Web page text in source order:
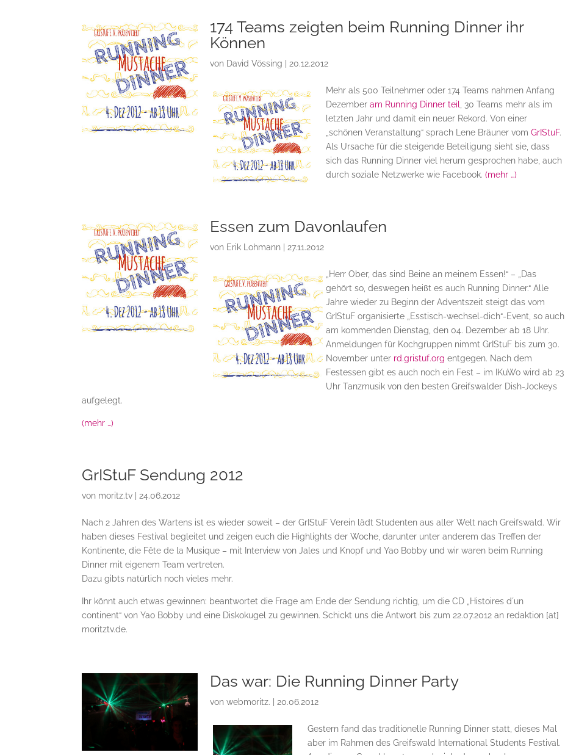
174 Teams zeigten beim Running Dinner ihr
Können
von David Vössing 20.12.2012
Mehr als 500 Teilnehmer oder 174 Teams nahmen Anfang
Dezemberam Running Dinner teil
, 30 Teams mehr als im
letzten Jahr und damit ein neuer Rekord. Von einer
„schönen Veranstaltung“ sprach Lene Bräuner vomGrIStuF.
Als Ursache für die steigende Beteiligung sieht sie, dass
sich das Running Dinner viel herum gesprochen habe, auch
durch soziale Netzwerke wie Facebook.(mehr …)
Essen zum Davonlaufen
von Erik Lohmann 27.11.2012
„Herr Ober, das sind Beine an meinem Essen!“ – „Das
gehört so, deswegen heißt es auch Running Dinner.“ Alle
Jahre wieder zu Beginn der Adventszeit steigt das vom
GrIStuF organisierte „Esstisch-wechsel-dich“-Event, so auch
am kommenden Dienstag, den 04. Dezember ab 18 Uhr.
Anmeldungen für Kochgruppen nimmt GrIStuF bis zum 30.
November unter rd.gristuf.org entgegen. Nach dem
Festessen gibt es auch noch ein Fest – im IKuWo wird ab 23
Uhr Tanzmusik von den besten Greifswalder Dish-Jockeys
aufgelegt.
(mehr …)
GrIStuF Sendung 2012
von moritz.tv 24.06.2012
Nach 2 Jahren des Wartens ist es wieder soweit – der GrIStuF Verein lädt Studenten aus aller Welt nach Greifswald. Wir
haben dieses Festival begleitet und zeigen euch die Highlights der Woche, darunter unter anderem das Treffen der
Kontinente, die Fête de la Musique – mit Interview von Jales und Knopf und Yao Bobby und wir waren beim Running
Dinner mit eigenem Team vertreten.
Dazu gibts natürlich noch vieles mehr.
Ihr könnt auch etwas gewinnen: beantwortet die Frage am Ende der Sendung richtig, um die CD „Histoires d´un
continent“ von Yao Bobby und eine Diskokugel zu gewinnen. Schickt uns die Antwort bis zum 22.07.2012 an redaktion [at]
moritztv.de.
Das war: Die Running Dinner Party
vonwebmoritz. 20.06.2012
Gestern fand das traditionelle Running Dinner statt, dieses Mal
aber im Rahmen des Greifswald International Students Festival.